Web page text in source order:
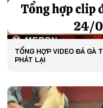
TỔNG HỢP VIDEO ĐÁ
PHÁT LẠI